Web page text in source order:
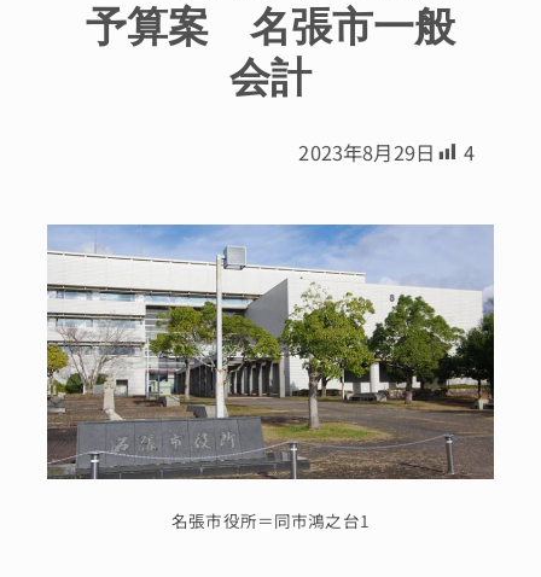
予算案 名張市一般
会計
2023年8月29日 4
名張市役所＝同市鴻之台1